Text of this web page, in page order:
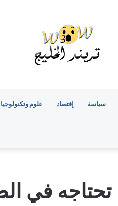
سياسة إقتصاد علوم وتكنولوجيا
في